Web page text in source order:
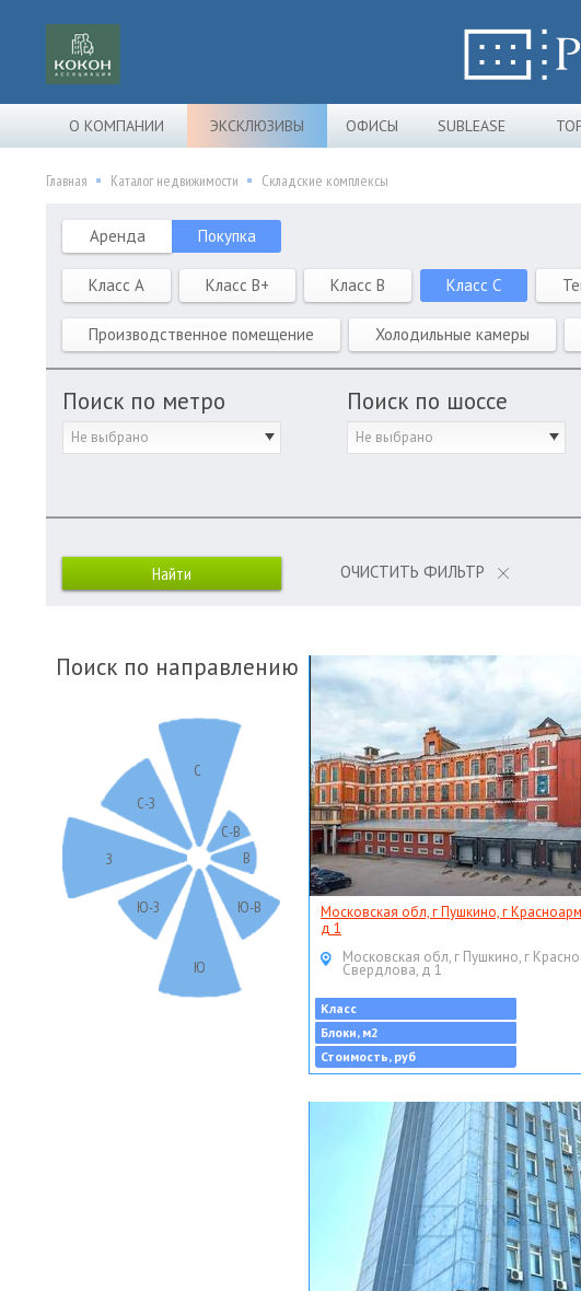
О КОМПАНИИ ЭКСКЛЮЗИВЫ ОФИСЫ SUBLEASE
Главная Каталог недвижимости Складские комплексы
Аренда Покупка
Класс A Класс B+ Класс B Класс C
Производственное помещение Холодильные камеры
Поиск по метро
Не выбрано
Поиск по шоссе
Не выбрано
ОЧИСТИТЬ ФИЛЬТР
Поиск по направлению
С
С-В
В
Ю-В
Ю
Ю-З
З
С-З
Московская обл, г Пушкино, г
д 1
Московская обл, г Пушкино, г
Свердлова, д 1
Класс
Блоки, м2
Стоимость, руб